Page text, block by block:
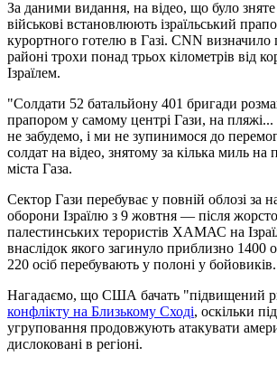
За даними видання, на відео, що було
військові встановлюють ізраїльський
курортного готелю в Газі. CNN визначило
районі трохи понад трьох кілометрів від
Ізраїлем.
"Солдати 52 батальйону 401 бригади
прапором у самому центрі Гази, на
не забудемо, і ми не зупинимося до
солдат на відео, знятому за кілька миль на
міста Газа.
Сектор Гази перебуває у повній облозі за
оборони Ізраїлю з 9 жовтня — після
палестинських терористів ХАМАС на
внаслідок якого загинуло приблизно 1400
220 осіб перебувають у полоні у бойовиків.
Нагадаємо, що США бачать "підвищений
конфлікту на Близькому Сході, оскільки
угруповання продовжують атакувати
дислоковані в регіоні.